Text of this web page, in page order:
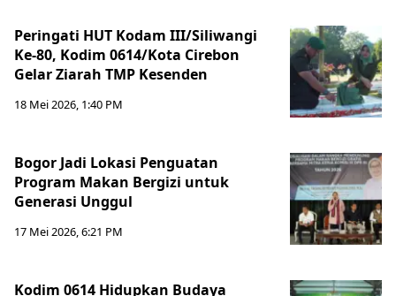
Peringati HUT Kodam III/Siliwangi
Ke-80, Kodim 0614/Kota Cirebon
Gelar Ziarah TMP Kesenden
18 Mei 2026, 1:40 PM
Bogor Jadi Lokasi Penguatan
Program Makan Bergizi untuk
Generasi Unggul
17 Mei 2026, 6:21 PM
Kodim 0614 Hidupkan Budaya